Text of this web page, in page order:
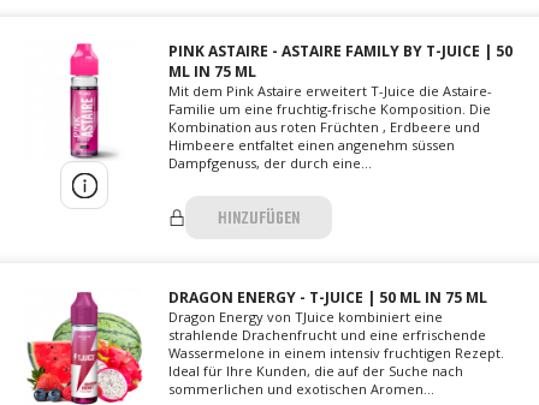
PINK ASTAIRE - ASTAIRE FAMILY BY T-JUICE | 50
ML IN 75 ML
Mit dem Pink Astaire erweitert T-Juice die Astaire-
Familie um eine fruchtig-frische Komposition. Die
Kombination aus roten Früchten , Erdbeere und
Himbeere entfaltet einen angenehm süssen
Dampfgenuss, der durch eine...
HINZUFÜGEN
DRAGON ENERGY - T-JUICE | 50 ML IN 75 ML
Dragon Energy von TJuice kombiniert eine
strahlende Drachenfrucht und eine erfrischende
Wassermelone in einem intensiv fruchtigen Rezept.
Ideal für Ihre Kunden, die auf der Suche nach
sommerlichen und exotischen Aromen...